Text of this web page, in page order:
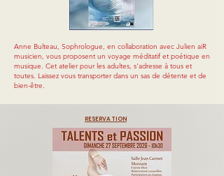
Anne Bulteau, Sophrologue, en collaboration avec Julien aiR
musicien, vous proposent un voyage méditatif et poétique en
musique. Cet atelier pour les adultes, s'adresse à tous et
toutes. Laissez vous transporter dans un sas de détente et de
bien-être.
RESERVATION